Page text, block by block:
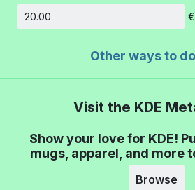
Amount
€
Other ways to
Visit the KDE
Show your love for KDE!
mugs, apparel, and more
Browse